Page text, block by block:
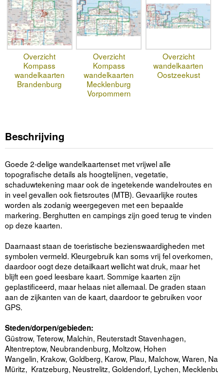
Overzicht
Kompass
wandelkaarten
Brandenburg
Overzicht
Kompass
wandelkaarten
Mecklenburg
Vorpommern
Overzicht
wandelkaarten
Oostzeekust
Beschrijving
Goede 2-delige wandelkaartenset met vrijwel alle
topografische details als hoogtelijnen, vegetatie,
schaduwtekening maar ook de ingetekende wandelroutes en
in veel gevallen ook fietsroutes (MTB). Gevaarlijke routes
worden als zodanig weergegeven met een bepaalde
markering. Berghutten en campings zijn goed terug te vinden
op deze kaarten.
Daarnaast staan de toeristische bezienswaardigheden met
symbolen vermeld. Kleurgebruik kan soms vrij fel overkomen,
daardoor oogt deze detailkaart wellicht wat druk, maar het
blijft een goed leesbare kaart. Sommige kaarten zijn
geplastificeerd, maar helaas niet allemaal. De graden staan
aan de zijkanten van de kaart, daardoor te gebruiken voor
GPS.
Steden/dorpen/gebieden:
Güstrow, Teterow, Malchin, Reuterstadt Stavenhagen,
Altentreptow, Neubrandenburg, Moltzow, Hohen
Wangelin, Krakow, Goldberg, Karow, Plau, Malchow, Waren,
Müritz, Kratzeburg, Neustrelitz, Goldendorf, Lychen,